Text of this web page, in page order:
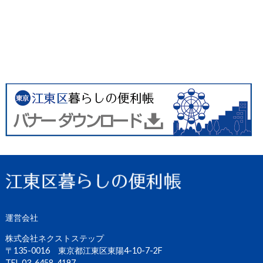
運営会社
株式会社ネクストステップ
〒135-0016 東京都江東区東陽4-10-7-2F